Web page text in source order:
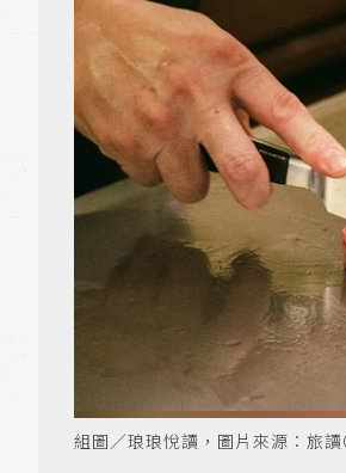
組圖／琅琅悅讀，圖片來源：旅